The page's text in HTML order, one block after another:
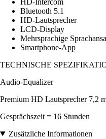
HD-Intercom
Bluetooth 5.1
HD-Lautsprecher
LCD-Display
Mehrsprachige
Smartphone-App
TECHNISCHE
Audio-Equalizer
Premium HD Lautsprecher 7,2
Gesprächszeit = 16 Stunden
Zusätzliche Informationen